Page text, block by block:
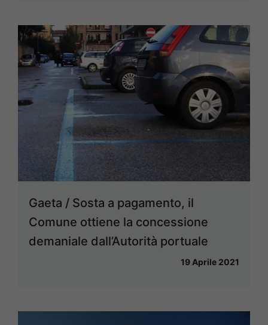
Gaeta / Sosta a pagamento, il
Comune ottiene la concessione
demaniale dall’Autorità portuale
19 Aprile 2021